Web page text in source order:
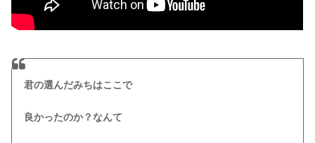
君の選んだみちはここで
良かったのか？なんて